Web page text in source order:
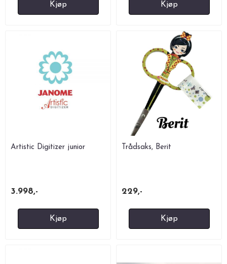
Kjøp Kjøp
Artistic Digitizer junior
3.998,-
Kjøp
Trådsaks, Berit
229,-
Kjøp